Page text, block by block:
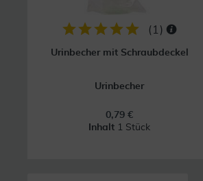
( 1 )
Urinbecher mit Schraubdeckel
Urinbecher
0,79 €
Inhalt 1 Stück